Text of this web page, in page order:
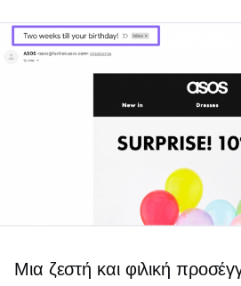
Μια ζεστή και φιλική